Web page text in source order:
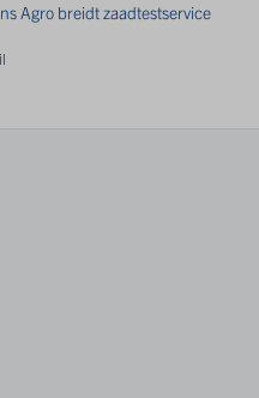
Agro breidt zaadtestservice